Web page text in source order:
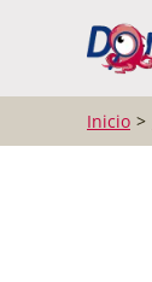
Inicio